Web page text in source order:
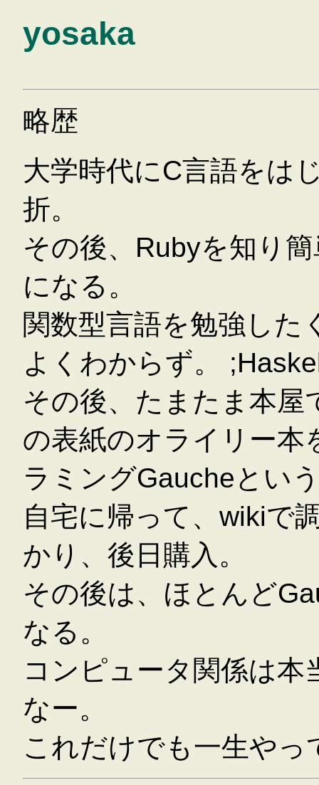
yosaka
略歴
大学時代にC言語をは
折。
その後、Rubyを知り
になる。
関数型言語を勉強した
よくわからず。
その後、たまたま本屋
の表紙のオライリー本
ラミングGaucheとい
自宅に帰って、wikiで
かり、後日購入。
その後は、ほとんど
なる。
コンピュータ関係は
なー。
これだけでも一生やっ